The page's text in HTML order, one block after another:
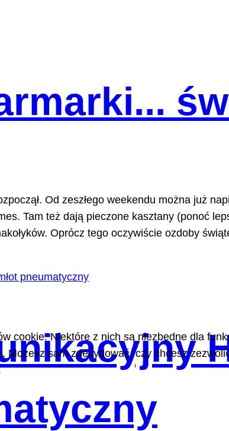
Od zeszłego weekendu można już
Tam też dają pieczone kasztany (ponoć
Oprócz tego oczywiście ozdoby
cookie. Niektóre z nich są niezbędne dla
Możesz sam zdecydować, czy chcesz